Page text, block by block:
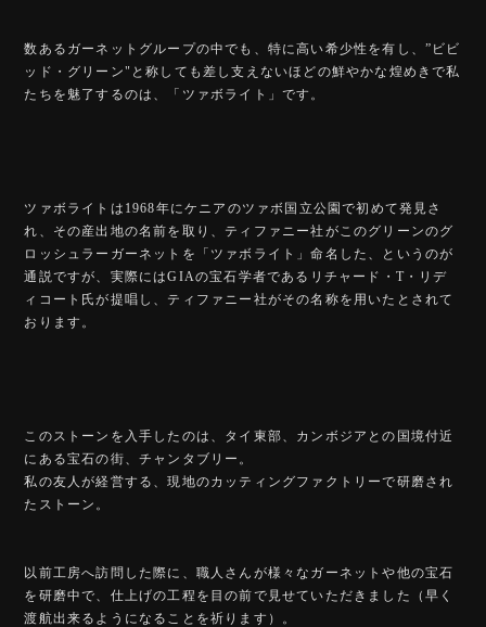
数あるガーネットグループの中でも、特に高い希少性を有し、”ビビ
ッド・グリーン"と称しても差し支えないほどの鮮やかな煌めきで私
たちを魅了するのは、「ツァボライト」です。
ツァボライトは1968年にケニアのツァボ国立公園で初めて発見さ
れ、その産出地の名前を取り、ティファニー社がこのグリーンのグ
ロッシュラーガーネットを「ツァボライト」命名した、というのが
通説ですが、実際にはGIAの宝石学者であるリチャード・T・リデ
ィコート氏が提唱し、ティファニー社がその名称を用いたとされて
おります。
このストーンを入手したのは、タイ東部、カンボジアとの国境付近
にある宝石の街、チャンタブリー。
私の友人が経営する、現地のカッティングファクトリーで研磨され
たストーン。
以前工房へ訪問した際に、職人さんが様々なガーネットや他の宝石
を研磨中で、仕上げの工程を目の前で見せていただきました（早く
渡航出来るようになることを祈ります）。